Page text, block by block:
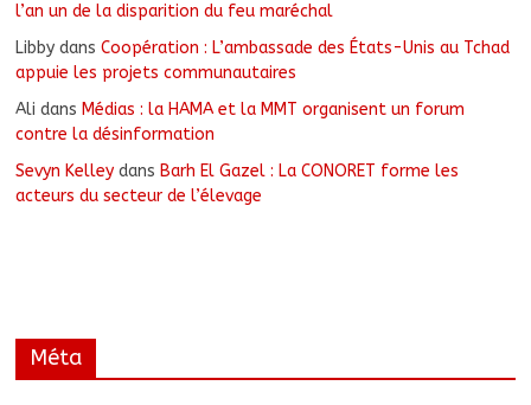
l’an un de la disparition du feu maréchal
Libby dansCoopération : L’ambassade des États-Unis au Tchad
appuie les projets communautaires
Ali dans Médias : la HAMA et la MMT organisent un forum
contre la désinformation
Sevyn Kelley dans Barh El Gazel : La CONORET forme les
acteurs du secteur de l’élevage
Méta